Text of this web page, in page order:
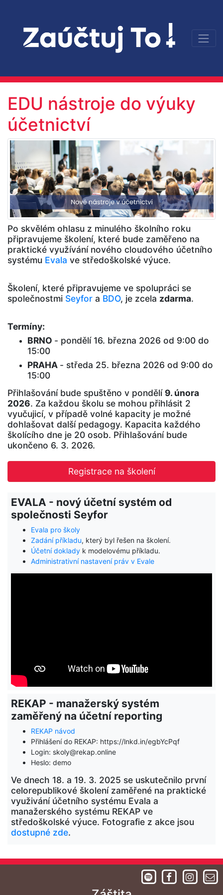
EDU nástroje do výuky
účetnictví
Po skvělém ohlasu z minulého školního roku
připravujeme školení, které bude zaměřeno na
praktické využívání nového cloudového účetního
systému Evala ve středoškolské výuce.
Školení, které připravujeme ve spolupráci se
společnostmi Seyfor a BDO, je zcela zdarma.
Termíny:
BRNO - pondělí 16. března 2026 od 9:00 do
15:00
PRAHA - středa 25. března 2026 od 9:00 do
15:00
Přihlašování bude spuštěno v pondělí 9. února
2026. Za každou školu se mohou přihlásit 2
vyučujicí, v případě volné kapacity je možné
dohlašovat další pedagogy. Kapacita každého
školícího dne je 20 osob. Přihlašování bude
ukončeno 6. 3. 2026.
Registrace na školení
EVALA - nový účetní systém od
společnosti Seyfor
Evala pro školy
Zadání příkladu, který byl řešen na školení.
Účetní doklady k modelovému příkladu.
Administrativní nastavení práv v Evale
REKAP - manažerský systém
zaměřený na účetní reporting
REKAP návod
Přihlášení do REKAP: https://lnkd.in/egbYcPqf
Login: skoly@rekap.online
Heslo: demo
Ve dnech 18. a 19. 3. 2025 se uskutečnilo první
celorepublikové školení zaměřené na praktické
využivání účetního systému Evala a
manažerského systému REKAP ve
středoškolské výuce. Fotografie z akce jsou
dostupné zde.